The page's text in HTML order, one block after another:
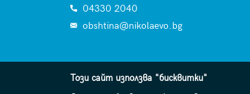
04330 2040
obshtina@nikolaevo.bg
Този сайт използва "бисквитки"